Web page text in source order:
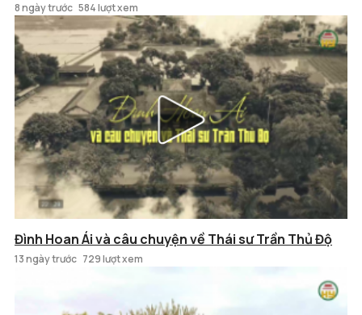
8 ngày trước 584 lượt xem
Đình Hoan Ái và câu chuyện về Thái sư Trần Thủ Độ
13 ngày trước 729 lượt xem